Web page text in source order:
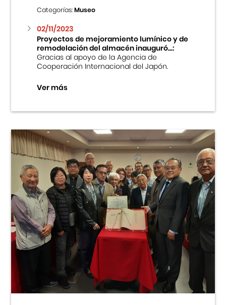
Categorías:Museo
02/11/2023
Proyectos de mejoramiento lumínico y de
remodelación del almacén inauguró...:
Gracias al apoyo de la Agencia de
Cooperación Internacional del Japón.
Ver más